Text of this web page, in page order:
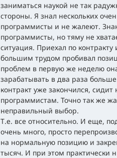
заниматься наукой не так
стороны. Я знал нескольких
программисты и не жалеют.
программисты, но тяму не
ситуация. Приехал по
большим трудом пробивал
проблем в первую же неделю
зарабатывать в два раза
контракт уже закончился,
программистам. Точно так же
неправильный выбор.
Т.е. все относительно. И еще,
очень много, просто
на нормальную позицию и
тысяч. И при этом практически